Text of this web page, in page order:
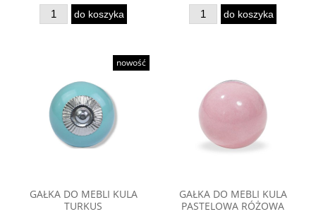
do koszyka do koszyka
GAŁKA DO MEBLI KULA
TURKUS
nowość
GAŁKA DO MEBLI KULA
PASTELOWA RÓŻOWA